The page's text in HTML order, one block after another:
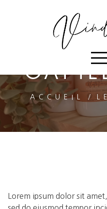
ACCUEIL /
Lorem ipsum dolor sit